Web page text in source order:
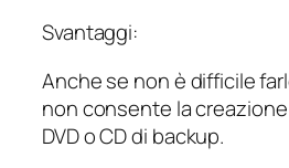
Svantaggi:
Anche se non è difficile
non consente la
DVD o CD di backup.